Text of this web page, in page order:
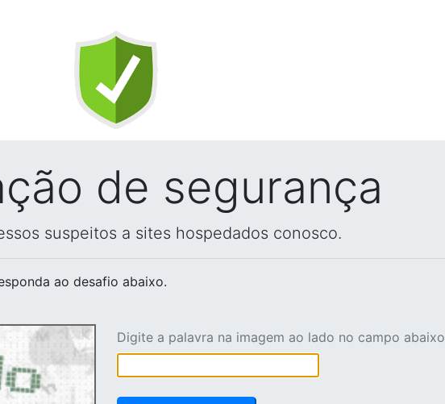
de segurança
suspeitos a sites hospedados conosco.
ao desafio abaixo.
Digite a palavra na imagem ao lado no campo abaixo